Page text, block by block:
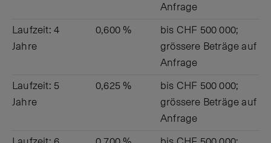
Anfrage
Laufzeit: 4
Jahre
0,600 %
bis CHF 500 000;
grössere Beträge auf
Anfrage
Laufzeit: 5
Jahre
0,625 %
bis CHF 500 000;
grössere Beträge auf
Anfrage